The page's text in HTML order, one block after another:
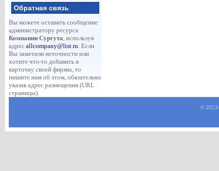
Обратная связь
Вы можете оставить сообщение
администратору ресурса
Компании Сургута, используя
адрес allcompany@list.ru. Если
Вы заметили неточности или
хотите что-то добавить в
карточку своей фирмы, то
пишите нам об этом, обязательно
указав адрес размещения (URL
страницы).
© 2013-